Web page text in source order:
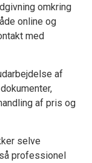
omkring
online og
med
af
af pris og
selve
professionel